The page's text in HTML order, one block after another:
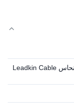
كابل تعويض غمد النحاس Leadkin Cable